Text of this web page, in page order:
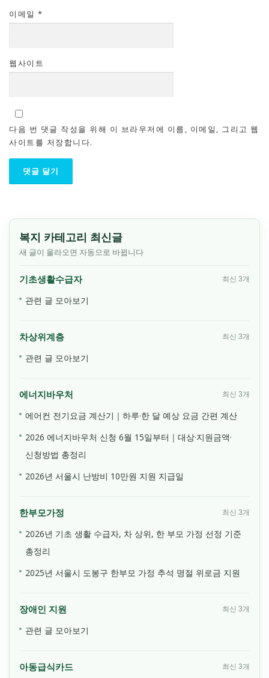
이메일 *
웹사이트
다음 번 댓글 작성을 위해 이 브라우저에 이름, 이메일, 그리고 웹
사이트를 저장합니다.
복지 카테고리 최신글
새 글이 올라오면 자동으로 바뀝니다
기초생활수급자 최신 3개
관련 글 모아보기
차상위계층 최신 3개
관련 글 모아보기
에너지바우처 최신 3개
에어컨 전기요금 계산기｜하루·한 달 예상 요금 간편 계산
2026 에너지바우처 신청 6월 15일부터｜대상·지원금액·
신청방법 총정리
2026년 서울시 난방비 10만원 지원 지급일
한부모가정 최신 3개
2026년 기초 생활 수급자, 차 상위, 한 부모 가정 선정 기준
총정리
2025년 서울시 도봉구 한부모 가정 추석 명절 위로금 지원
장애인 지원 최신 3개
관련 글 모아보기
아동급식카드 최신 3개